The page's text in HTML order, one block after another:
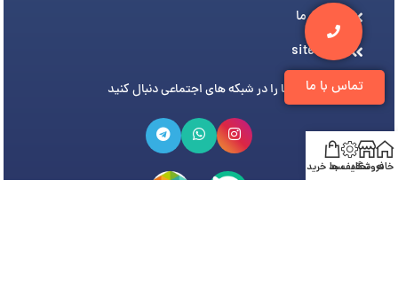
تماس با ما
درباره ما
sitemap
ما را در شبکه های اجتماعی دنبال کنید
خانهفروشگاه
تخفیف هاسبد خرید